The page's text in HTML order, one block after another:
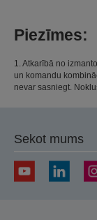
Piezīmes:
1. Atkarībā no
un komandu
nevar sasniegt.
Sekot mums